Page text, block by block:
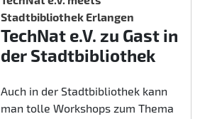
Stadtbibliothek Erlangen
TechNat e.V. zu Gast in
der Stadtbibliothek
Auch in der Stadtbibliothek kann
man tolle Workshops zum Thema